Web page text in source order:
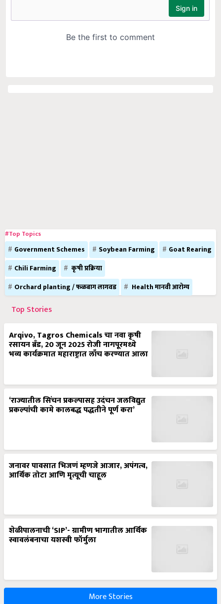
#Top Topics
Government Schemes Soybean Farming
Goat Rearing
Chili Farming
कृषी प्रक्रिया
Orchard planting / फळबाग लागवड
Health मानवी आरोग्य
Top Stories
Arqivo, Tagros Chemicals चा नवा कृषी
रसायन ब्रँड, 20 जून 2025 रोजी नागपूरमध्ये
भव्य कार्यक्रमात महाराष्ट्रात लाँच करण्यात आला
‘राज्यातील सिंचन प्रकल्पासह उदंचन जलविद्युत
प्रकल्पांची कामे कालबद्ध पद्धतीने पूर्ण करा’
जनावर पावसात भिजणं म्हणजे आजार, अपंगत्व,
आर्थिक तोटा आणि मृत्यूची चाहूल
शेळीपालनाची ‘SIP’- ग्रामीण भागातील आर्थिक
स्वावलंबनाचा यशस्वी फॉर्मुला
More Stories